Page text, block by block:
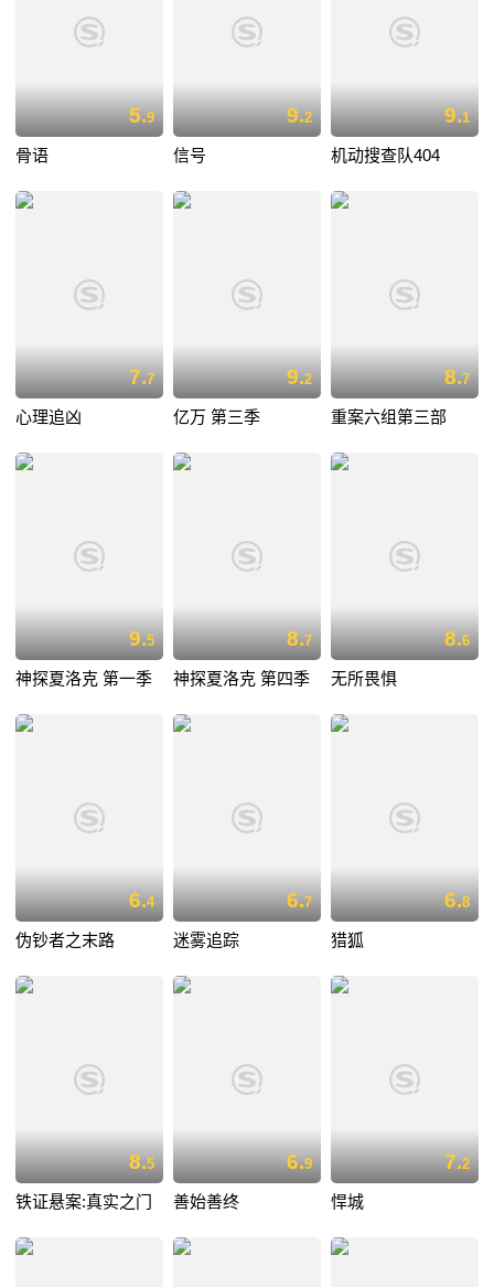
5.9
骨语
9.2
信号
9.1
机动搜查队404
7.7
心理追凶
9.2
亿万 第三季
8.7
重案六组第三部
9.5
神探夏洛克 第一季
8.7
神探夏洛克 第四季
8.6
无所畏惧
6.4
伪钞者之末路
6.7
迷雾追踪
6.8
猎狐
8.5
铁证悬案:真实之门
6.9
善始善终
7.2
悍城